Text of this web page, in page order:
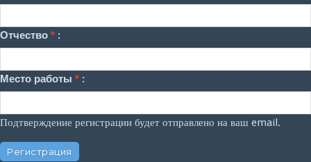
Отчество * :
Место работы * :
Подтверждение регистрации будет отправлено на ваш email.